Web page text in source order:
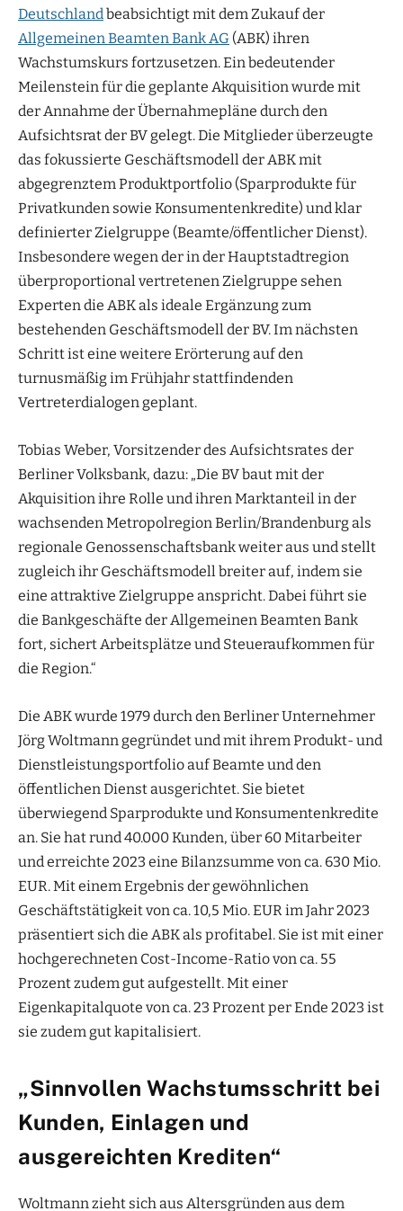
Deutschlandbeabsichtigt mit dem Zukauf der
Allgemeinen Beamten Bank AG (ABK) ihren
Wachstumskurs fortzusetzen. Ein bedeutender
Meilenstein für die geplante Akquisition wurde mit
der Annahme der Übernahmepläne durch den
Aufsichtsrat der BV gelegt. Die Mitglieder überzeugte
das fokussierte Geschäftsmodell der ABK mit
abgegrenztem Produktportfolio (Sparprodukte für
Privatkunden sowie Konsumentenkredite) und klar
definierter Zielgruppe (Beamte/öffentlicher Dienst).
Insbesondere wegen der in der Hauptstadtregion
überproportional vertretenen Zielgruppe sehen
Experten die ABK als ideale Ergänzung zum
bestehenden Geschäftsmodell der BV. Im nächsten
Schritt ist eine weitere Erörterung auf den
turnusmäßig im Frühjahr stattfindenden
Vertreterdialogen geplant.
Tobias Weber, Vorsitzender des Aufsichtsrates der
Berliner Volksbank, dazu: „Die BV baut mit der
Akquisition ihre Rolle und ihren Marktanteil in der
wachsenden Metropolregion Berlin/Brandenburg als
regionale Genossenschaftsbank weiter aus und stellt
zugleich ihr Geschäftsmodell breiter auf, indem sie
eine attraktive Zielgruppe anspricht. Dabei führt sie
die Bankgeschäfte der Allgemeinen Beamten Bank
fort, sichert Arbeitsplätze und Steueraufkommen für
die Region.“
Die ABK wurde 1979 durch den Berliner Unternehmer
Jörg Woltmann gegründet und mit ihrem Produkt- und
Dienstleistungsportfolio auf Beamte und den
öffentlichen Dienst ausgerichtet. Sie bietet
überwiegend Sparprodukte und Konsumentenkredite
an. Sie hat rund 40.000 Kunden, über 60 Mitarbeiter
und erreichte 2023 eine Bilanzsumme von ca. 630 Mio.
EUR. Mit einem Ergebnis der gewöhnlichen
Geschäftstätigkeit von ca. 10,5 Mio. EUR im Jahr 2023
präsentiert sich die ABK als profitabel. Sie ist mit einer
hochgerechneten Cost-Income-Ratio von ca. 55
Prozent zudem gut aufgestellt. Mit einer
Eigenkapitalquote von ca. 23 Prozent per Ende 2023 ist
sie zudem gut kapitalisiert.
„Sinnvollen Wachstumsschritt bei
Kunden, Einlagen und
ausgereichten Krediten“
Woltmann zieht sich aus Altersgründen aus dem